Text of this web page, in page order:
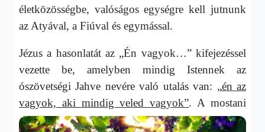
életközösségbe, valóságos egységre kell jutnunk
az Atyával, a Fiúval és egymással.
Jézus a hasonlatát az „Én vagyok…” kifejezéssel
vezette be, amelyben mindig Istennek az
ószövetségi Jahve nevére való utalás van: „én az
vagyok, aki mindig veled vagyok”. A mostani